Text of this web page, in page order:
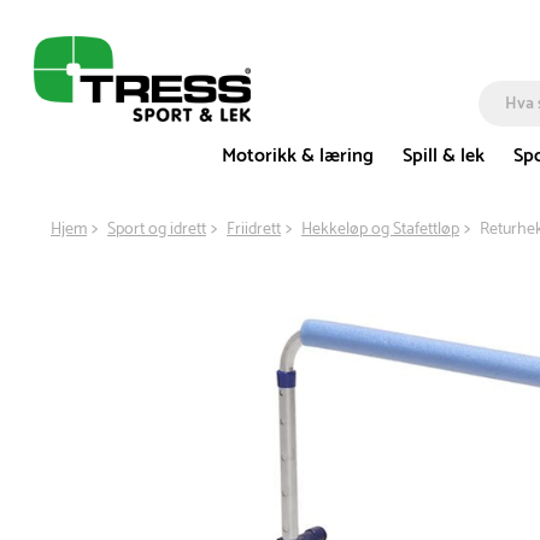
Motorikk & læring
Spill & lek
Hjem Sport og idrett Friidrett Hekkeløp og Stafettløp